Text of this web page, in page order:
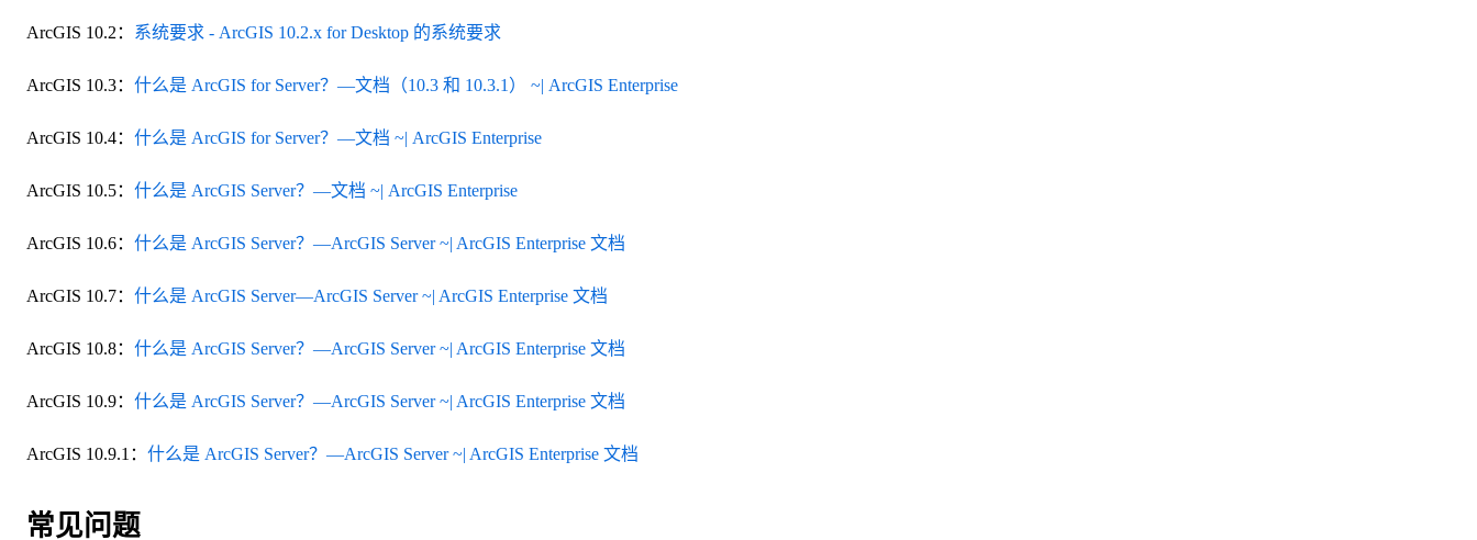
ArcGIS 10.2： 系统要求 - ArcGIS 10.2.x for Desktop 的系统要求
ArcGIS 10.3： 什么是 ArcGIS for Server？—文档（10.3 和 10.3.1） ~| ArcGIS Enterprise
ArcGIS 10.4： 什么是 ArcGIS for Server？—文档 ~| ArcGIS Enterprise
ArcGIS 10.5： 什么是 ArcGIS Server？—文档 ~| ArcGIS Enterprise
ArcGIS 10.6： 什么是 ArcGIS Server？—ArcGIS Server ~| ArcGIS Enterprise 文档
ArcGIS 10.7： 什么是 ArcGIS Server—ArcGIS Server ~| ArcGIS Enterprise 文档
ArcGIS 10.8： 什么是 ArcGIS Server？—ArcGIS Server ~| ArcGIS Enterprise 文档
ArcGIS 10.9： 什么是 ArcGIS Server？—ArcGIS Server ~| ArcGIS Enterprise 文档
ArcGIS 10.9.1： 什么是 ArcGIS Server？—ArcGIS Server ~| ArcGIS Enterprise 文档
常见问题